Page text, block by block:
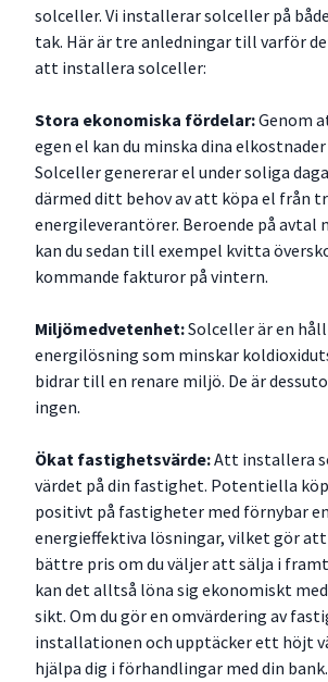
solceller. Vi installerar solceller på
tak. Här är tre anledningar till varför
att installera solceller:
Stora ekonomiska fördelar:Genom
egen el kan du minska dina
Solceller genererar el under soliga
därmed ditt behov av att köpa el från
energileverantörer. Beroende på avtal
kan du sedan till exempel kvitta
kommande fakturor på vintern.
Miljömedvetenhet:Solceller är en
energilösning som minskar
bidrar till en renare miljö. De är
ingen.
Ökat fastighetsvärde:Att installera
värdet på din fastighet. Potentiella
positivt på fastigheter med förnybar
energieffektiva lösningar, vilket gör
bättre pris om du väljer att sälja i
kan det alltså löna sig ekonomiskt
sikt. Om du gör en omvärdering av
installationen och upptäcker ett höjt
hjälpa dig i förhandlingar med din bank.